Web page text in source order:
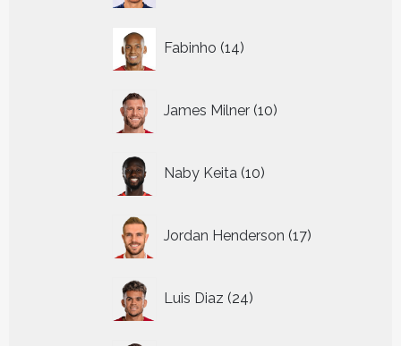
Fabinho 14
producten
James Milner 10
producten
Naby Keita 10
producten
Jordan Henderson 17
producten
Luis Diaz 24
producten